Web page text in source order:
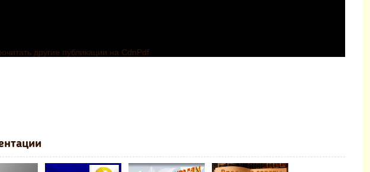
другие публикации на CdnPdf